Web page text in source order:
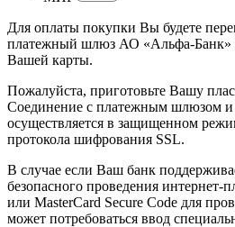
Для оплаты покупки Вы будете
платежный шлюз АО «Альфа-Банк»
Вашей карты.
Пожалуйста, приготовьте Вашу
Соединение с платежным шлюзом и
осуществляется в защищенном
протокола шифрования SSL.
В случае если Ваш банк
безопасного проведения интернет-
или MasterCard Secure Code для
может потребоваться ввод